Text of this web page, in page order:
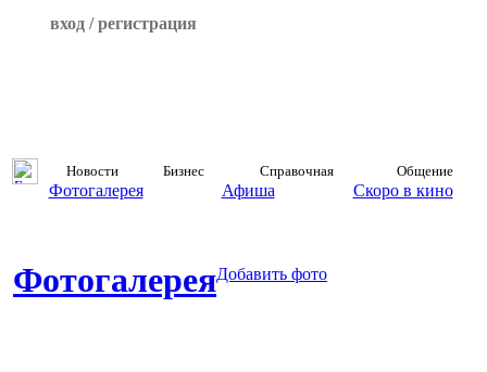
вход / регистрация
Новости Бизнес Справочная Общение
Фотогалерея Афиша Скоро в кино
ФотогалереяДобавить фото